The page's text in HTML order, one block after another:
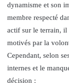
dynamisme et son
membre respecté
actif sur le terrain, il
motivés par la
Cependant, selon
internes et le
décision :